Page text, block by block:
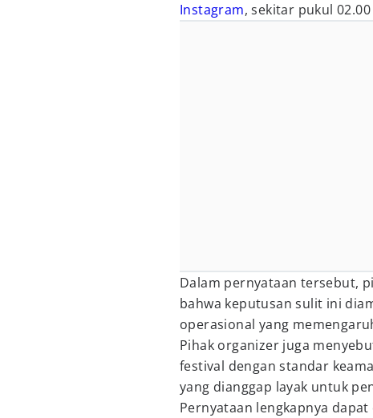
Instagram, sekitar pukul
Dalam pernyataan tersebut,
bahwa keputusan sulit ini
operasional yang
Pihak organizer juga
festival dengan standar
yang dianggap layak untuk
Pernyataan lengkapnya